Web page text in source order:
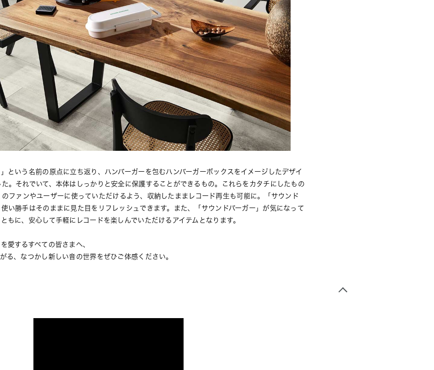
という名前の原点に立ち返り、ハンバーガーを包むハンバーガーボックスをイメージしたデザイ
。それでいて、本体はしっかりと安全に保護することができるもの。これらをカタチにしたもの
ファンやユーザーに使っていただけるよう、収納したままレコード再生も可能に。「サウンド
い勝手はそのままに見た目をリフレッシュできます。また、「サウンドバーガー」が気になって
もに、安心して手軽にレコードを楽しんでいただけるアイテムとなります。
愛するすべての皆さまへ、
る、なつかし新しい音の世界をぜひご体感ください。